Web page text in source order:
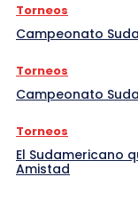
Torneos
Campeonato
Torneos
Campeonato
Torneos
El Sudamericano
Amistad